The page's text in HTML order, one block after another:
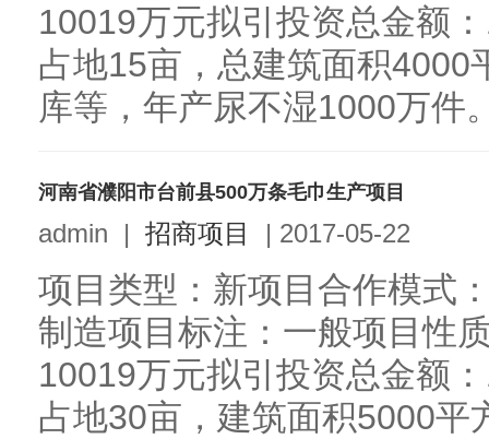
10019万元拟引投资总金额
占地15亩，总建筑面积4000
库等，年产尿不湿1000万件
河南省濮阳市台前县500万条毛巾生产项目
admin | 招商项目 | 2017-05-22
项目类型：新项目合作模式
制造项目标注：一般项目性
10019万元拟引投资总金额
占地30亩，建筑面积5000平